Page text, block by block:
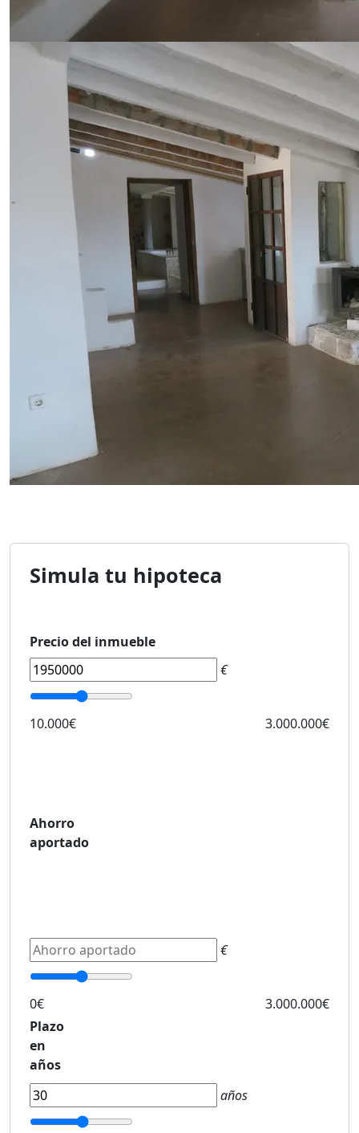
Simula tu hipoteca
Precio del inmueble
€
10.000€ 3.000.000€
Ahorro
aportado
€
0€
3.000.000€
Plazo
en
años
años